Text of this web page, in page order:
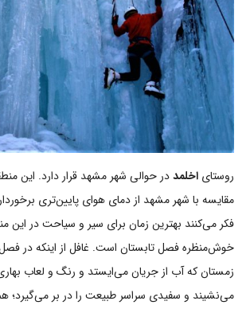
روستای اخلمددر حوالی شهر مشهد قرار دارد. این
مقایسه با شهر مشهد از دمای هوای پایین‌تری
فکر می‌کنند بهترین زمان برای سیر و سیاحت در این
خوش‌منظره فصل تابستان است. غافل از اینکه در
زمستان که آب از جریان می‌ایستد و رنگ و لعاب
می‌نشیند و سفیدی سراسر طبیعت را در بر می‌گیرد؛